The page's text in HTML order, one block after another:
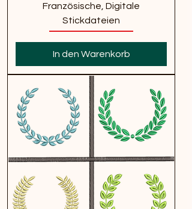
Französische, Digitale
Stickdateien
In den Warenkorb